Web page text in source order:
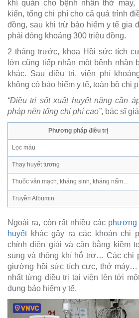
khí quản cho bệnh nhân thở
kiến, tổng chi phí cho cả quá trình
đồng, sau khi trừ bảo hiểm y tế gia
phải đóng khoảng 300 triệu đồng.
2 tháng trước, khoa Hồi sức tích
lớn cũng tiếp nhận một bệnh nhân
khác. Sau điều trị, viện phí
không có bảo hiểm y tế, toàn bộ chi
“Điều trị sốt xuất huyết nặng cần
pháp nên tổng chi phí cao”, bác sĩ
Phương pháp điều trị
Lọc máu
Thay huyết tương
Thuốc vận mạch, kháng sinh, kháng nấm…
Truyền Albumin
Ngoài ra, còn rất nhiều các phương
huyếtkhác gây ra các khoản chi
chỉnh điện giải và cân bằng kiềm
sung và thông khí hỗ trợ… Các chi
giường hồi sức tích cực, thở máy…
nhất từng điều trị tại viện lên tới
dụng bảo hiểm y tế.